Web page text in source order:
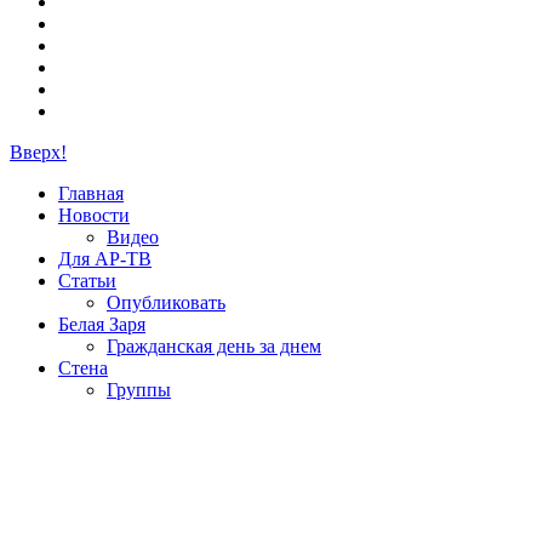
Вверх!
Главная
Новости
Видео
Для АР-ТВ
Статьи
Опубликовать
Белая Заря
Гражданская день за днем
Стена
Группы